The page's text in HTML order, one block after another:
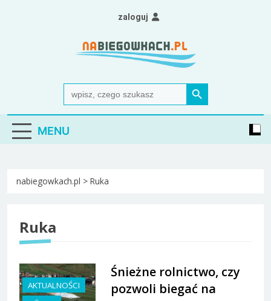
Nabiegowkach.pl
portal miłośników narciarstwa biegowego
Search
for:
Search Button
zaloguj
MENU
nabiegowkach.pl > Ruka
Ruka
AKTUALNOŚCI
Śnieżne rolnictwo, czy
pozwoli biegać na